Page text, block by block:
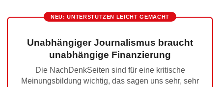
NEU: UNTERSTÜTZEN LEICHT GEMACHT
Unabhängiger Journalismus braucht
unabhängige Finanzierung
Die NachDenkSeiten sind für eine kritische
Meinungsbildung wichtig, das sagen uns sehr, sehr